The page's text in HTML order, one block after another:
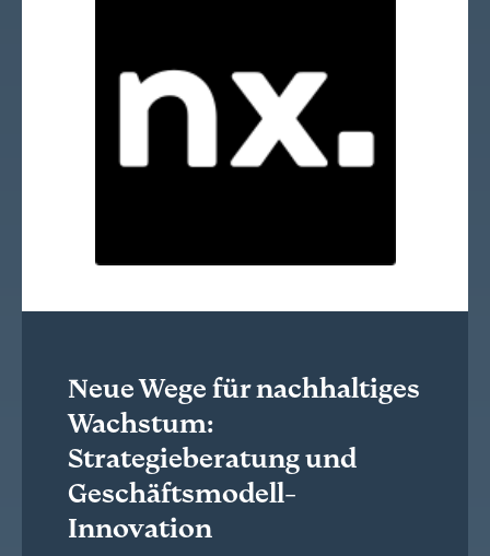
Neue Wege für nachhaltiges
Wachstum:
Strategieberatung und
Geschäftsmodell-
Innovation